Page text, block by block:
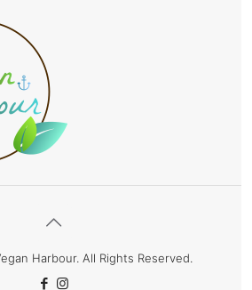
Harbour. All Rights Reserved.